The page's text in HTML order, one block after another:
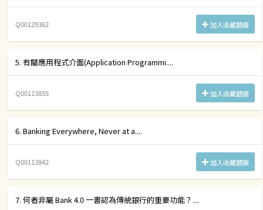
Q00129362 加入收藏題庫
5. 有關應用程式介面(Application Programmi....
Q00113855 加入收藏題庫
6. Banking Everywhere, Never at a....
Q00113842 加入收藏題庫
7. 何者非屬 Bank 4.0 一書認為傳統銀行的重要功能？....